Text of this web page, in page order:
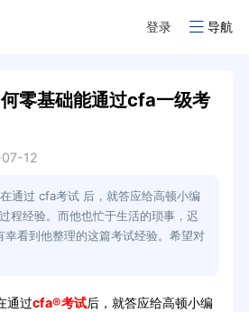
登录 导航
零基础能通过cfa一级考
12
通过 cfa考试 后，就答应给高顿小编
程经验。而他也忙于生活的琐事，迟
幸看到他整理的这篇考试经验。希望对
通过cfa®考试后，就答应给高顿小编